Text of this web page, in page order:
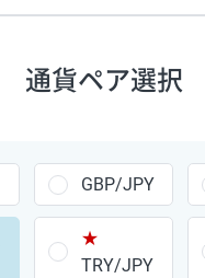
ント
170円
106円
通貨ペア選択
GBP/JPY
★
TRY/JPY